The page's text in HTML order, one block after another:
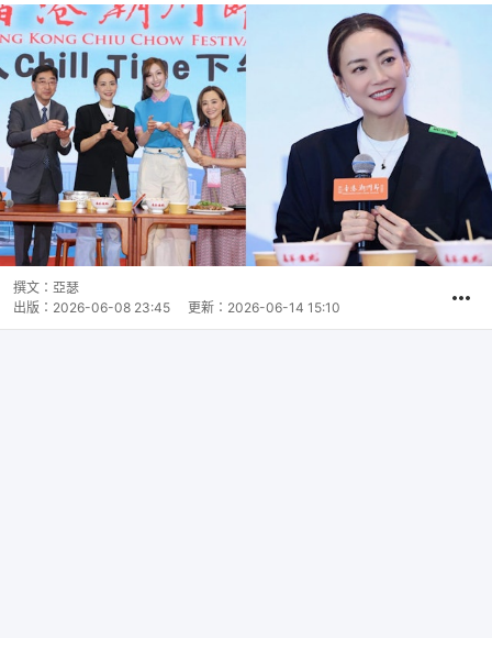
撰文： 亞瑟
出版： 2026-06-08 23:45 更新： 2026-06-14 15:10